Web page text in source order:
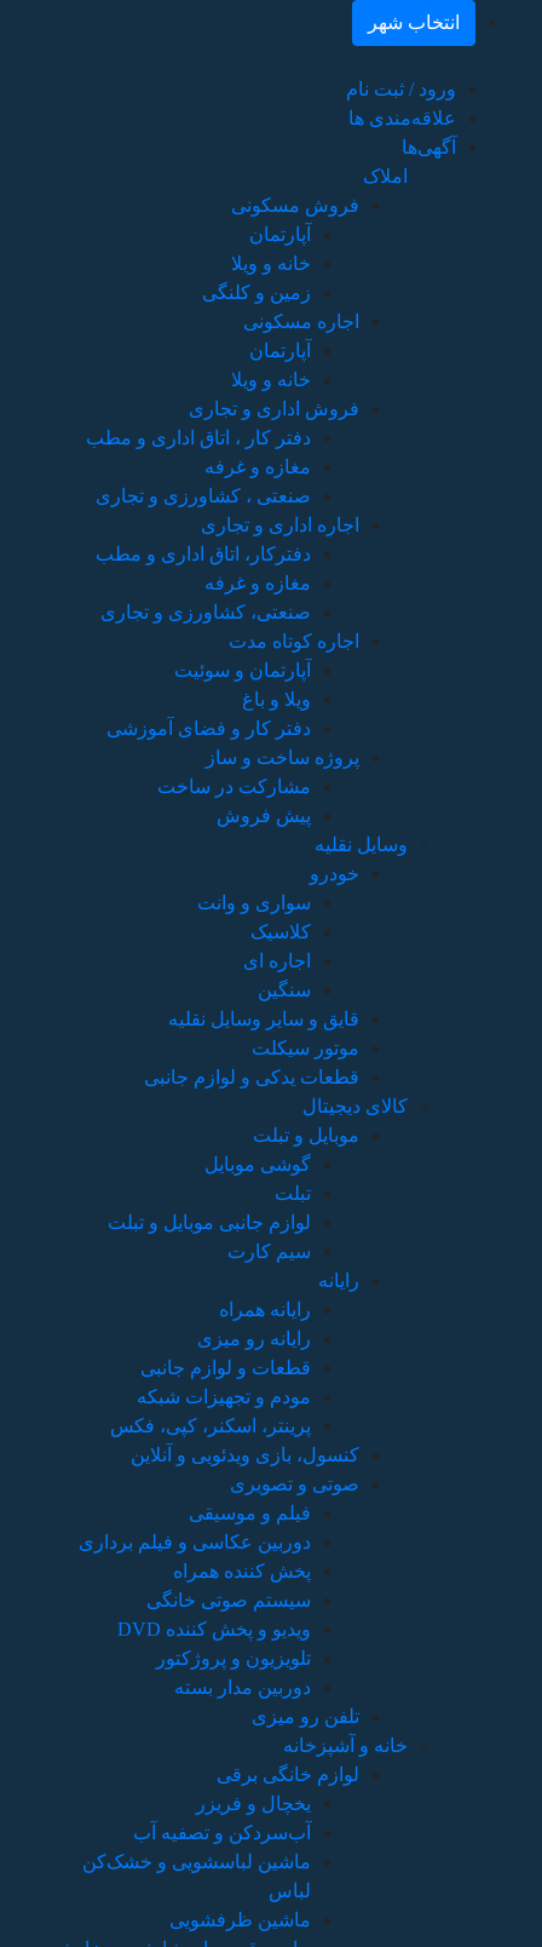
انتخاب شهر
ورود / ثبت نام
علاقه‌مندی ها
آگهی‌ها
املاک
فروش مسکونی
آپارتمان
خانه و ویلا
زمین و کلنگی
اجاره مسکونی
آپارتمان
خانه و ویلا
فروش اداری و تجاری
دفتر کار ، اتاق اداری و مطب
مغازه و غرفه
صنعتی ، کشاورزی و تجاری
اجاره اداری و تجاری
دفترکار، اتاق اداری و مطب
مغازه و غرفه
صنعتی، کشاورزی و تجاری
اجاره کوتاه مدت
آپارتمان و سوئیت
ویلا و باغ
دفتر کار و فضای آموزشی
پروژه ساخت و ساز
مشارکت در ساخت
پیش فروش
وسایل نقلیه
خودرو
سواری و وانت
کلاسیک
اجاره ای
سنگین
قایق و سایر وسایل نقلیه
موتور سیکلت
قطعات یدکی و لوازم جانبی
کالای دیجیتال
موبایل و تبلت
گوشی موبایل
تبلت
لوازم جانبی موبایل و تبلت
سیم کارت
رایانه
رایانه همراه
رایانه رو میزی
قطعات و لوازم جانبی
مودم و تجهیزات شبکه
پرینتر، اسکنر، کپی، فکس
کنسول، بازی‌ ویدئویی و آنلاین
صوتی و تصویری
فیلم و موسیقی
دوربین عکاسی و فیلم برداری
پخش کننده همراه
سیستم صوتی خانگی
ویدیو و پخش کننده DVD
تلویزیون و پروژکتور
دوربین مدار بسته
تلفن رو میزی
خانه و آشپزخانه
لوازم خانگی برقی
یخچال و فریزر
آب‌سردکن و تصفیه آب
ماشین لباسشویی و خشک‌کن
لباس
ماشین ظرفشویی